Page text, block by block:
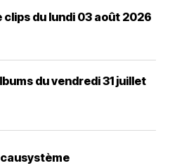
clips du lundi 03 août 2026
du vendredi 31 juillet